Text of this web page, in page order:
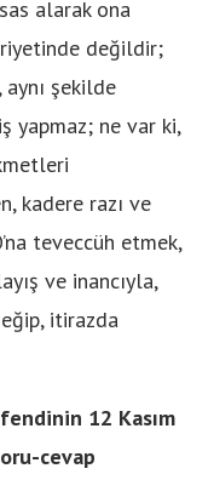
alarak ona
değildir;
aynı şekilde
yapmaz; ne var ki,
kadere razı ve
teveccüh etmek,
ve inancıyla,
itirazda
12 Kasım
cevap